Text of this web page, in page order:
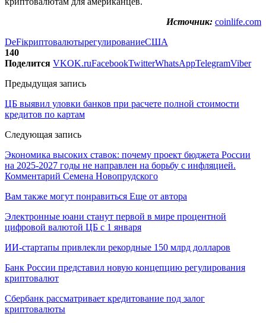
Источник: coinlife.com
DeFiкриптовалютырегулированиеСША
140
Поделится VKOK.ruFacebookTwitterWhatsAppTelegramViber
Предыдущая запись
ЦБ выявил уловки банков при расчете полной стоимости
кредитов по картам
Следующая запись
Экономика высоких ставок: почему проект бюджета России
на 2025-2027 годы не направлен на борьбу с инфляцией.
Комментарий Семена Новопрудского
Вам также могут понравиться Еще от автора
Электронные юани станут первой в мире процентной
цифровой валютой ЦБ с 1 января
ИИ-стартапы привлекли рекордные 150 млрд долларов
Банк России представил новую концепцию регулирования
криптовалют
Сбербанк рассматривает кредитование под залог
криптовалюты